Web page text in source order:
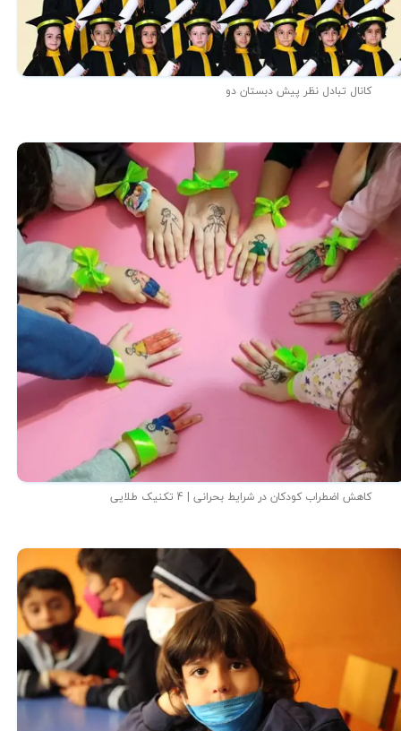
کانال تبادل نظر پیش دبستان دو
کاهش اضطراب کودکان در شرایط بحرانی | 4 تکنیک طلایی